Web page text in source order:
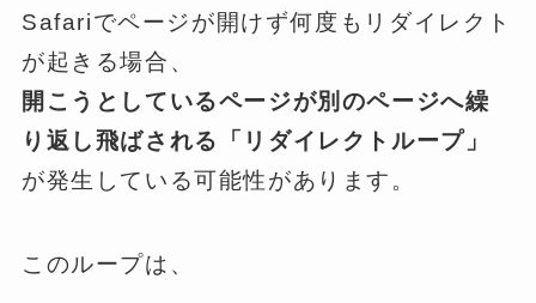
Safariでページが開けず何度もリダイレクト
が起きる場合、
開こうとしているページが別のページへ繰
り返し飛ばされる「リダイレクトループ」
が発生している可能性があります。
このループは、